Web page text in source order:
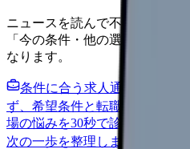
ニュースを読んで不安が強くな
「今の条件・他の選択肢・相
なります。
条件に合う求人通知を受け取
ず、希望条件と転職時期を自社
場の悩みを30秒で診断
辞める
次の一歩を整理します。